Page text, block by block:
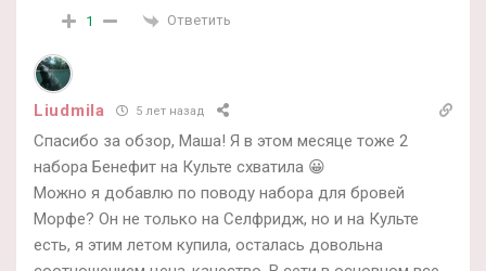
1 Ответить
Liudmila 5 лет назад
Спасибо за обзор, Маша! Я в этом месяце тоже 2
набора Бенефит на Культе схватила 😀
Можно я добавлю по поводу набора для бровей
Морфе? Он не только на Селфридж, но и на Культе
есть, я этим летом купила, осталась довольна